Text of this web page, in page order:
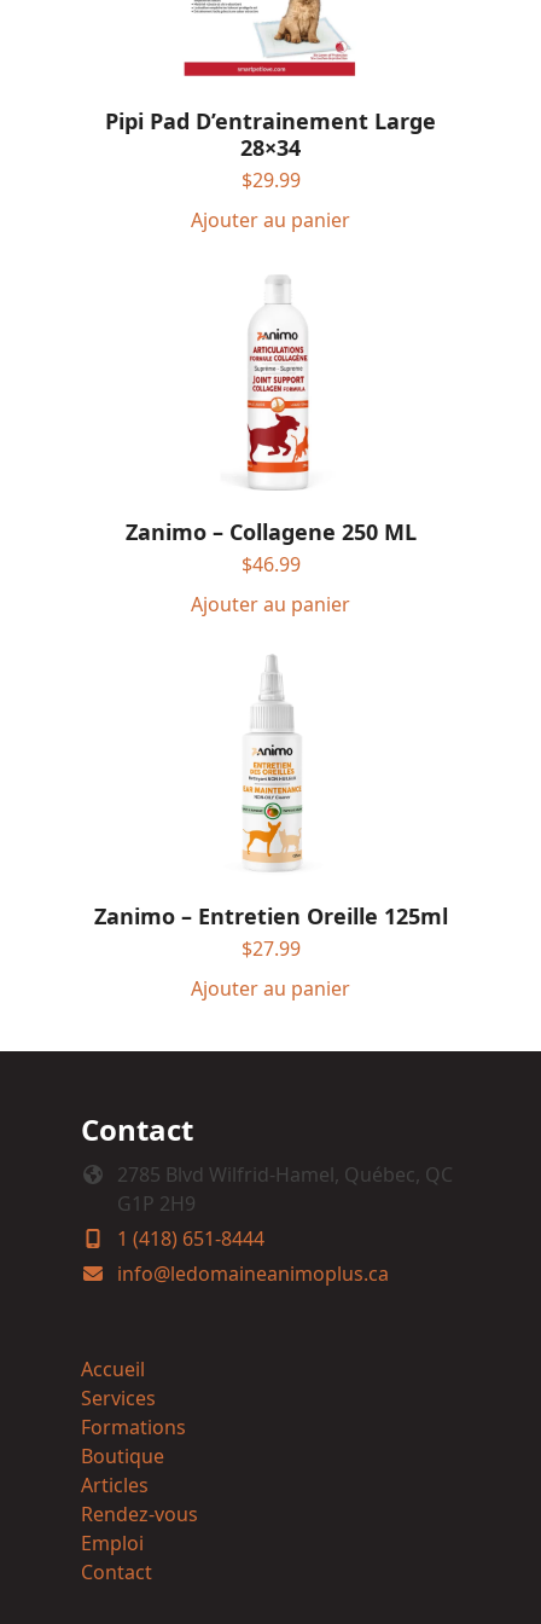
Pipi Pad D’entrainement Large
28×34
$29.99
Ajouter au panier
Zanimo – Collagene 250 ML
$46.99
Ajouter au panier
Zanimo – Entretien Oreille 125ml
$27.99
Ajouter au panier
Contact
2785 Blvd Wilfrid-Hamel, Québec, QC
G1P 2H9
1 (418) 651-8444
info@ledomaineanimoplus.ca
Accueil
Services
Formations
Boutique
Articles
Rendez-vous
Emploi
Contact